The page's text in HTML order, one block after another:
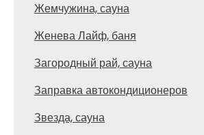
Жемчужина, сауна
Женева Лайф, баня
Загородный рай, сауна
Заправка автокондиционеров
Звезда, сауна